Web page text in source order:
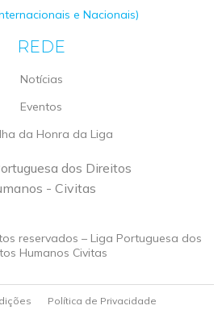
e Nacionais)
REDE
Notícias
Eventos
da Honra da Liga
reservados – Liga Portuguesa dos
Humanos Civitas
Política de Privacidade